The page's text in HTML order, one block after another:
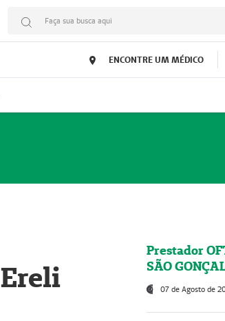
Faça sua busca aqui
ENCONTRE UM MÉDICO
Prestador
SÃO
07 de Agosto de